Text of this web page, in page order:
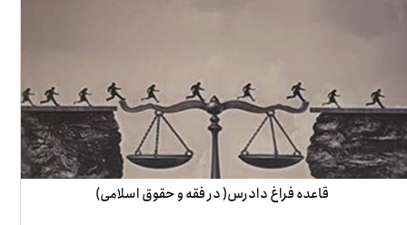
قاعده فراغ دادرس( در فقه و حقوق اسلامی)